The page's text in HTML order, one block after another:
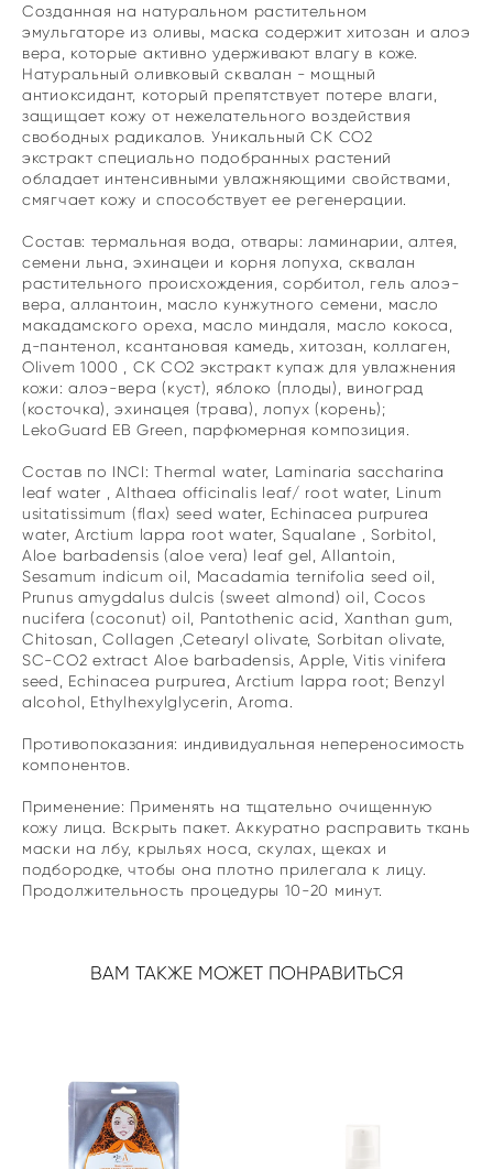
Созданная на натуральном растительном
эмульгаторе из оливы, маска содержит хитозан и алоэ
вера, которые активно удерживают влагу в коже.
Натуральный оливковый сквалан - мощный
антиоксидант, который препятствует потере влаги,
защищает кожу от нежелательного воздействия
свободных радикалов. Уникальный СК СО2
экстракт специально подобранных растений
обладает интенсивными увлажняющими свойствами,
смягчает кожу и способствует ее регенерации.
Состав: термальная вода, отвары: ламинарии, алтея,
семени льна, эхинацеи и корня лопуха, сквалан
растительного происхождения, сорбитол, гель алоэ-
вера, аллантоин, масло кунжутного семени, масло
макадамского ореха, масло миндаля, масло кокоса,
д-пантенол, ксантановая камедь, хитозан, коллаген,
Olivem 1000 , СК СО2 экстракт купаж для увлажнения
кожи: алоэ-вера (куст), яблоко (плоды), виноград
(косточка), эхинацея (трава), лопух (корень);
LekoGuard EB Green, парфюмерная композиция.
Состав по INCI: Thermal water, Laminaria saccharina
leaf water , Althaea officinalis leaf/ root water, Linum
usitatissimum (flax) seed water, Echinacea purpurea
water, Arctium lappa root water, Squalane , Sorbitol,
Aloe barbadensis (aloe vera) leaf gel, Allantoin,
Sesamum indicum oil, Macadamia ternifolia seed oil,
Prunus amygdalus dulcis (sweet almond) oil, Cocos
nucifera (coconut) oil, Pantothenic acid, Xanthan gum,
Chitosan, Collagen ,Cetearyl olivate, Sorbitan olivate,
SС-CO2 extract Aloe barbadensis, Apple, Vitis vinifera
seed, Echinacea purpurea, Arctium lappa root; Benzyl
alcohol, Ethylhexylglycerin, Aroma.
Противопоказания: индивидуальная непереносимость
компонентов.
Применение: Применять на тщательно очищенную
кожу лица. Вскрыть пакет. Аккуратно расправить ткань
маски на лбу, крыльях носа, скулах, щеках и
подбородке, чтобы она плотно прилегала к лицу.
Продолжительность процедуры 10-20 минут.
ВАМ ТАКЖЕ МОЖЕТ ПОНРАВИТЬСЯ